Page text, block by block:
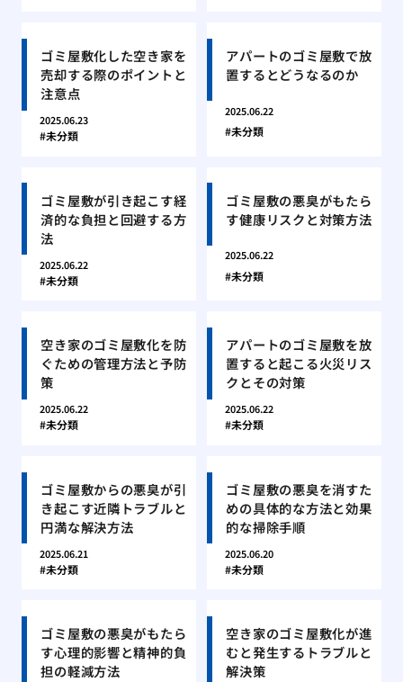
ゴミ屋敷化した空き家を
売却する際のポイントと
注意点
2025.06.23
未分類
アパートのゴミ屋敷で放
置するとどうなるのか
2025.06.22
未分類
ゴミ屋敷が引き起こす経
済的な負担と回避する方
法
2025.06.22
未分類
ゴミ屋敷の悪臭がもたら
す健康リスクと対策方法
2025.06.22
未分類
空き家のゴミ屋敷化を防
ぐための管理方法と予防
策
2025.06.22
未分類
アパートのゴミ屋敷を放
置すると起こる火災リス
クとその対策
2025.06.22
未分類
ゴミ屋敷からの悪臭が引
き起こす近隣トラブルと
円満な解決方法
2025.06.21
未分類
ゴミ屋敷の悪臭を消すた
めの具体的な方法と効果
的な掃除手順
2025.06.20
未分類
ゴミ屋敷の悪臭がもたら
す心理的影響と精神的負
担の軽減方法
空き家のゴミ屋敷化が進
むと発生するトラブルと
解決策